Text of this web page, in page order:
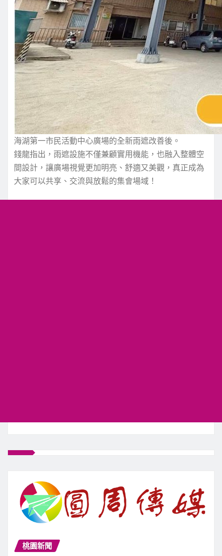
海湖第一市民活動中心廣場的全新雨遮改善後。
錢龍指出，雨遮設施不僅兼顧實用機能，也融入整體空
間設計，讓廣場視覺更加明亮、舒適又美觀，真正成為
大家可以共享、交流與放鬆的集會場域！
桃園新聞